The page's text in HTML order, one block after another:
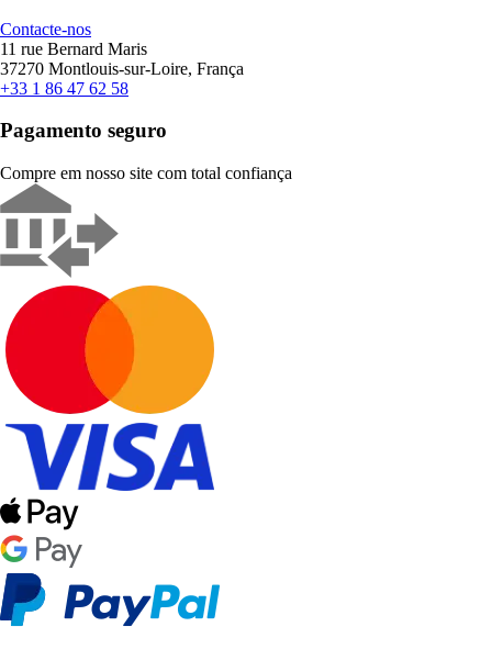
Contacte-nos
11 rue Bernard Maris
37270 Montlouis-sur-Loire, França
+33 1 86 47 62 58
Pagamento seguro
Compre em nosso site com total confiança